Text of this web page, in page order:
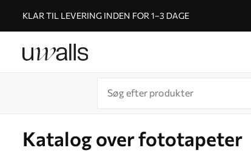
KLAR TIL LEVERING INDEN FOR 1–3 DAGE
Katalog over fototapeter